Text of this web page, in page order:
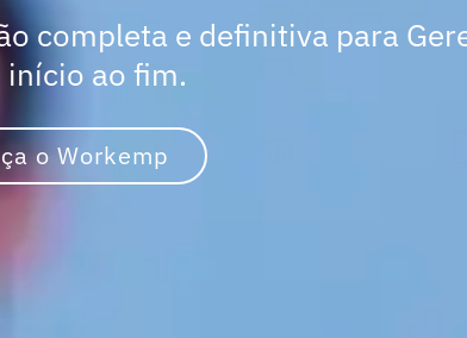
completa e definitiva para
início ao fim.
o Workemp